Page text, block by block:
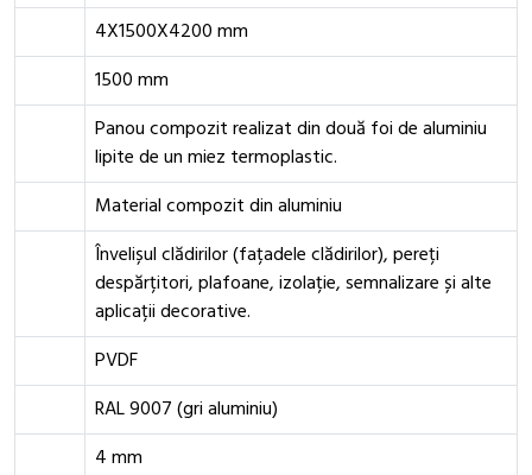
4X1500X4200 mm
1500 mm
Panou compozit realizat din două foi de aluminiu
lipite de un miez termoplastic.
Material compozit din aluminiu
Învelișul clădirilor (fațadele clădirilor), pereți
despărțitori, plafoane, izolație, semnalizare și alte
aplicații decorative.
PVDF
RAL 9007 (gri aluminiu)
4 mm